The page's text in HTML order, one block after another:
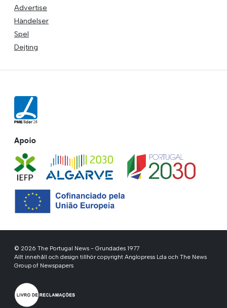
Advertise
Händelser
Spel
Dejting
Apoio
© 2026 The Portugal News - Grundades 1977
Allt innehåll och design tillhör copyright Anglopress Lda och The News
Group of Newspapers